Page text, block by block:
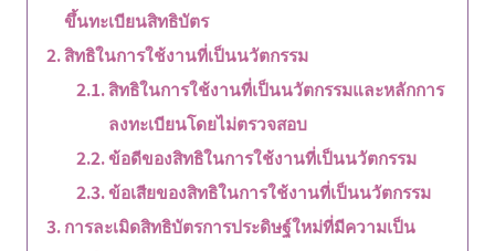
ขึ้นทะเบียนสิทธิบัตร
สิทธิในการใช้งานที่เป็นนวัตกรรม
สิทธิในการใช้งานที่เป็นนวัตกรรมและหลักการ
ลงทะเบียนโดยไม่ตรวจสอบ
ข้อดีของสิทธิในการใช้งานที่เป็นนวัตกรรม
ข้อเสียของสิทธิในการใช้งานที่เป็นนวัตกรรม
การละเมิดสิทธิบัตรการประดิษฐ์ใหม่ที่มีความเป็น